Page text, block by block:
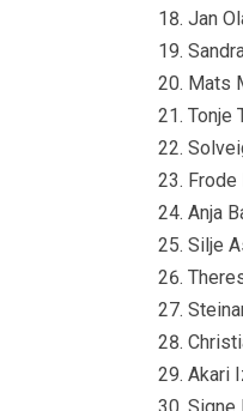
Jan
Mats
Tonje
Frode
Anja
Silje
Akari